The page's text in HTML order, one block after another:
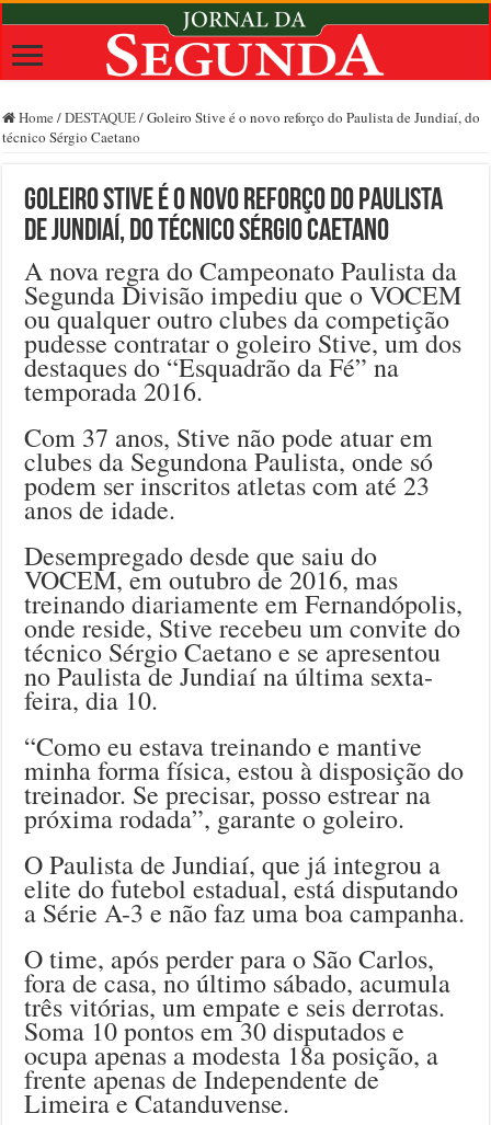
Home /DESTAQUE/Goleiro Stive é o novo reforço do Paulista de Jundiaí, do
técnico Sérgio Caetano
Goleiro Stive é o novo reforço do Paulista
de Jundiaí, do técnico Sérgio Caetano
A nova regra do Campeonato Paulista da
Segunda Divisão impediu que o VOCEM
ou qualquer outro clubes da competição
pudesse contratar o goleiro Stive, um dos
destaques do “Esquadrão da Fé” na
temporada 2016.
Com 37 anos, Stive não pode atuar em
clubes da Segundona Paulista, onde só
podem ser inscritos atletas com até 23
anos de idade.
Desempregado desde que saiu do
VOCEM, em outubro de 2016, mas
treinando diariamente em Fernandópolis,
onde reside, Stive recebeu um convite do
técnico Sérgio Caetano e se apresentou
no Paulista de Jundiaí na última sexta-
feira, dia 10.
“Como eu estava treinando e mantive
minha forma física, estou à disposição do
treinador. Se precisar, posso estrear na
próxima rodada”, garante o goleiro.
O Paulista de Jundiaí, que já integrou a
elite do futebol estadual, está disputando
a Série A-3 e não faz uma boa campanha.
O time, após perder para o São Carlos,
fora de casa, no último sábado, acumula
três vitórias, um empate e seis derrotas.
Soma 10 pontos em 30 disputados e
ocupa apenas a modesta 18a posição, a
frente apenas de Independente de
Limeira e Catanduvense.